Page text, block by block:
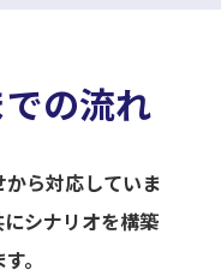
の流れ
ら対応していま
シナリオを構築
。